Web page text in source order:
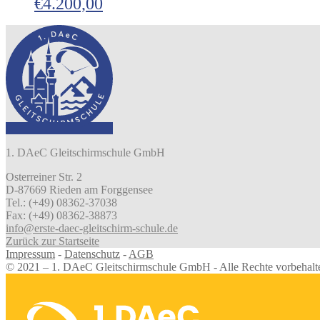
1. DAeC Gleitschirmschule GmbH
Osterreiner Str. 2
D-87669 Rieden am Forggensee
Tel.: (+49) 08362-37038
Fax: (+49) 08362-38873
info@erste-daec-gleitschirm-schule.de
Zurück zur Startseite
Impressum - Datenschutz - AGB
© 2021 – 1. DAeC Gleitschirmschule GmbH - Alle Rechte